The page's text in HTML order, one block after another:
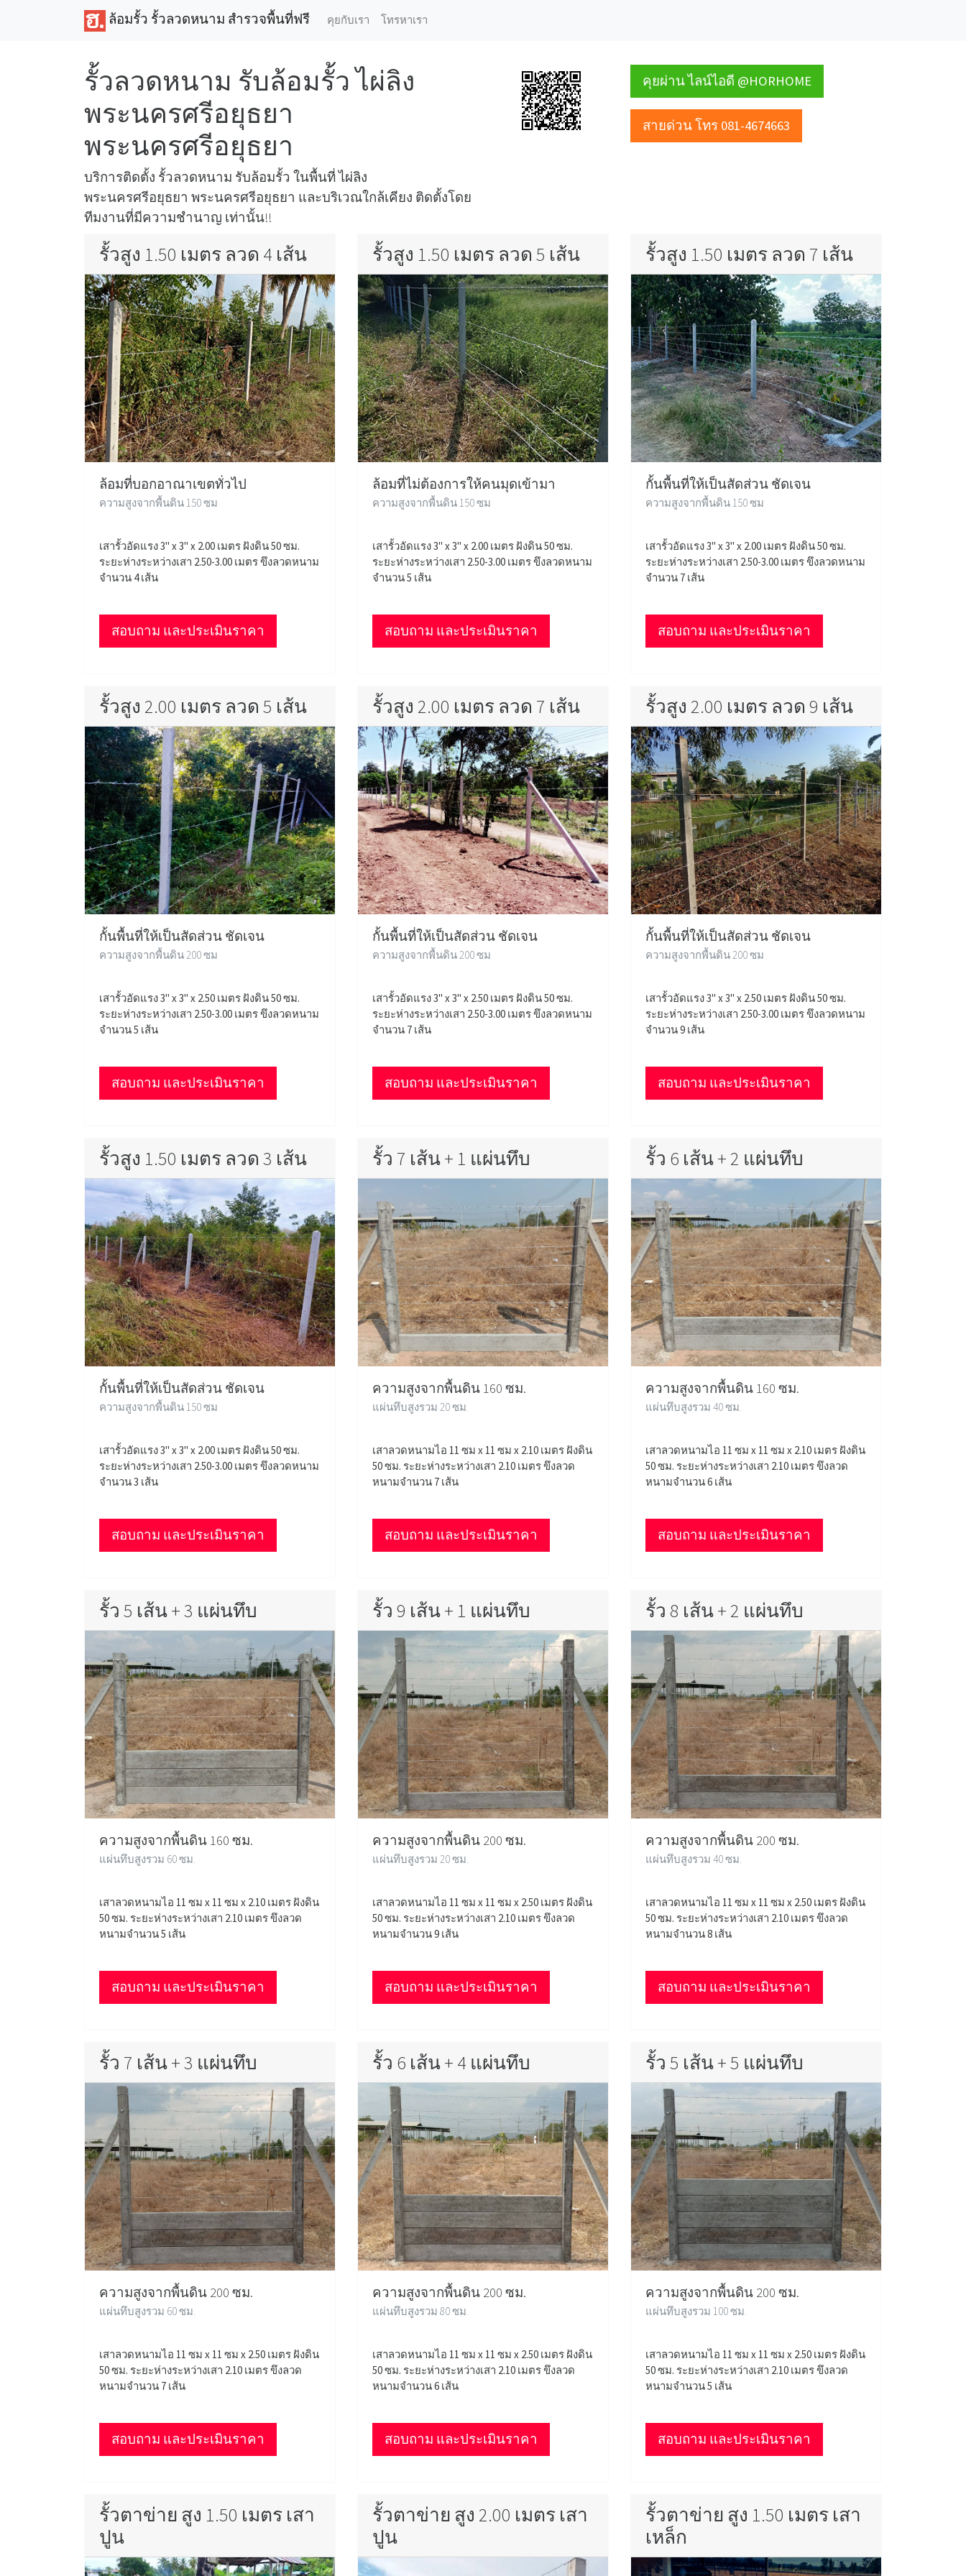
ล้อมรั้ว รั้วลวดหนาม สำรวจพื้นที่ฟรี คุยกับเรา โทรหาเรา
รั้วลวดหนาม รับล้อมรั้ว ไผ่ลิง
พระนครศรีอยุธยา
พระนครศรีอยุธยา
บริการติดตั้ง รั้วลวดหนาม รับล้อมรั้ว ในพื้นที่ ไผ่ลิง
พระนครศรีอยุธยา พระนครศรีอยุธยา และบริเวณใกล้เคียง ติดตั้งโดย
ทีมงานที่มีความชำนาญ เท่านั้น!!
คุยผ่าน ไลน์ไอดี @HORHOME
สายด่วน โทร 081-4674663
รั้วสูง 1.50 เมตร ลวด 4 เส้น
ล้อมที่บอกอาณาเขตทั่วไป
ความสูงจากพื้นดิน 150 ซม
เสารั้วอัดแรง 3" x 3" x 2.00 เมตร ฝังดิน 50 ซม.
ระยะห่างระหว่างเสา 2.50-3.00 เมตร ขึงลวดหนาม
จำนวน 4 เส้น
สอบถาม และประเมินราคา
รั้วสูง 1.50 เมตร ลวด 5 เส้น
ล้อมที่ไม่ต้องการให้คนมุดเข้ามา
ความสูงจากพื้นดิน 150 ซม
เสารั้วอัดแรง 3" x 3" x 2.00 เมตร ฝังดิน 50 ซม.
ระยะห่างระหว่างเสา 2.50-3.00 เมตร ขึงลวดหนาม
จำนวน 5 เส้น
สอบถาม และประเมินราคา
รั้วสูง 1.50 เมตร ลวด 7 เส้น
กั้นพื้นที่ให้เป็นสัดส่วน ชัดเจน
ความสูงจากพื้นดิน 150 ซม
เสารั้วอัดแรง 3" x 3" x 2.00 เมตร ฝังดิน 50 ซม.
ระยะห่างระหว่างเสา 2.50-3.00 เมตร ขึงลวดหนาม
จำนวน 7 เส้น
สอบถาม และประเมินราคา
รั้วสูง 2.00 เมตร ลวด 5 เส้น
กั้นพื้นที่ให้เป็นสัดส่วน ชัดเจน
ความสูงจากพื้นดิน 200 ซม
เสารั้วอัดแรง 3" x 3" x 2.50 เมตร ฝังดิน 50 ซม.
ระยะห่างระหว่างเสา 2.50-3.00 เมตร ขึงลวดหนาม
จำนวน 5 เส้น
สอบถาม และประเมินราคา
รั้วสูง 2.00 เมตร ลวด 7 เส้น
กั้นพื้นที่ให้เป็นสัดส่วน ชัดเจน
ความสูงจากพื้นดิน 200 ซม
เสารั้วอัดแรง 3" x 3" x 2.50 เมตร ฝังดิน 50 ซม.
ระยะห่างระหว่างเสา 2.50-3.00 เมตร ขึงลวดหนาม
จำนวน 7 เส้น
สอบถาม และประเมินราคา
รั้วสูง 2.00 เมตร ลวด 9 เส้น
กั้นพื้นที่ให้เป็นสัดส่วน ชัดเจน
ความสูงจากพื้นดิน 200 ซม
เสารั้วอัดแรง 3" x 3" x 2.50 เมตร ฝังดิน 50 ซม.
ระยะห่างระหว่างเสา 2.50-3.00 เมตร ขึงลวดหนาม
จำนวน 9 เส้น
สอบถาม และประเมินราคา
รั้วสูง 1.50 เมตร ลวด 3 เส้น
กั้นพื้นที่ให้เป็นสัดส่วน ชัดเจน
ความสูงจากพื้นดิน 150 ซม
เสารั้วอัดแรง 3" x 3" x 2.00 เมตร ฝังดิน 50 ซม.
ระยะห่างระหว่างเสา 2.50-3.00 เมตร ขึงลวดหนาม
จำนวน 3 เส้น
สอบถาม และประเมินราคา
รั้ว 7 เส้น + 1 แผ่นทึบ
ความสูงจากพื้นดิน 160 ซม.
แผ่นทึบสูงรวม 20 ซม.
เสาลวดหนามไอ 11 ซม x 11 ซม x 2.10 เมตร ฝังดิน
50 ซม. ระยะห่างระหว่างเสา 2.10 เมตร ขึงลวด
หนามจำนวน 7 เส้น
สอบถาม และประเมินราคา
รั้ว 6 เส้น + 2 แผ่นทึบ
ความสูงจากพื้นดิน 160 ซม.
แผ่นทึบสูงรวม 40 ซม.
เสาลวดหนามไอ 11 ซม x 11 ซม x 2.10 เมตร ฝังดิน
50 ซม. ระยะห่างระหว่างเสา 2.10 เมตร ขึงลวด
หนามจำนวน 6 เส้น
สอบถาม และประเมินราคา
รั้ว 5 เส้น + 3 แผ่นทึบ
ความสูงจากพื้นดิน 160 ซม.
แผ่นทึบสูงรวม 60 ซม.
เสาลวดหนามไอ 11 ซม x 11 ซม x 2.10 เมตร ฝังดิน
50 ซม. ระยะห่างระหว่างเสา 2.10 เมตร ขึงลวด
หนามจำนวน 5 เส้น
สอบถาม และประเมินราคา
รั้ว 9 เส้น + 1 แผ่นทึบ
ความสูงจากพื้นดิน 200 ซม.
แผ่นทึบสูงรวม 20 ซม.
เสาลวดหนามไอ 11 ซม x 11 ซม x 2.50 เมตร ฝังดิน
50 ซม. ระยะห่างระหว่างเสา 2.10 เมตร ขึงลวด
หนามจำนวน 9 เส้น
สอบถาม และประเมินราคา
รั้ว 8 เส้น + 2 แผ่นทึบ
ความสูงจากพื้นดิน 200 ซม.
แผ่นทึบสูงรวม 40 ซม.
เสาลวดหนามไอ 11 ซม x 11 ซม x 2.50 เมตร ฝังดิน
50 ซม. ระยะห่างระหว่างเสา 2.10 เมตร ขึงลวด
หนามจำนวน 8 เส้น
สอบถาม และประเมินราคา
รั้ว 7 เส้น + 3 แผ่นทึบ
ความสูงจากพื้นดิน 200 ซม.
แผ่นทึบสูงรวม 60 ซม.
เสาลวดหนามไอ 11 ซม x 11 ซม x 2.50 เมตร ฝังดิน
50 ซม. ระยะห่างระหว่างเสา 2.10 เมตร ขึงลวด
หนามจำนวน 7 เส้น
สอบถาม และประเมินราคา
รั้ว 6 เส้น + 4 แผ่นทึบ
ความสูงจากพื้นดิน 200 ซม.
แผ่นทึบสูงรวม 80 ซม.
เสาลวดหนามไอ 11 ซม x 11 ซม x 2.50 เมตร ฝังดิน
50 ซม. ระยะห่างระหว่างเสา 2.10 เมตร ขึงลวด
หนามจำนวน 6 เส้น
สอบถาม และประเมินราคา
รั้ว 5 เส้น + 5 แผ่นทึบ
ความสูงจากพื้นดิน 200 ซม.
แผ่นทึบสูงรวม 100 ซม.
เสาลวดหนามไอ 11 ซม x 11 ซม x 2.50 เมตร ฝังดิน
50 ซม. ระยะห่างระหว่างเสา 2.10 เมตร ขึงลวด
หนามจำนวน 5 เส้น
สอบถาม และประเมินราคา
รั้วตาข่าย สูง 1.50 เมตร เสา
ปูน
รั้วตาข่าย สูง 2.00 เมตร เสา
ปูน
รั้วตาข่าย สูง 1.50 เมตร เสา
เหล็ก